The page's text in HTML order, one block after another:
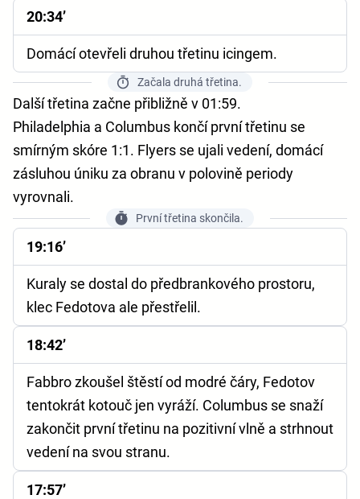
20:34’
Domácí otevřeli druhou třetinu icingem.
Začala druhá třetina.
Další třetina začne přibližně v 01:59.
Philadelphia a Columbus končí první třetinu se
smírným skóre 1:1. Flyers se ujali vedení, domácí
zásluhou úniku za obranu v polovině periody
vyrovnali.
První třetina skončila.
19:16’
Kuraly se dostal do předbrankového prostoru,
klec Fedotova ale přestřelil.
18:42’
Fabbro zkoušel štěstí od modré čáry, Fedotov
tentokrát kotouč jen vyráží. Columbus se snaží
zakončit první třetinu na pozitivní vlně a strhnout
vedení na svou stranu.
17:57’